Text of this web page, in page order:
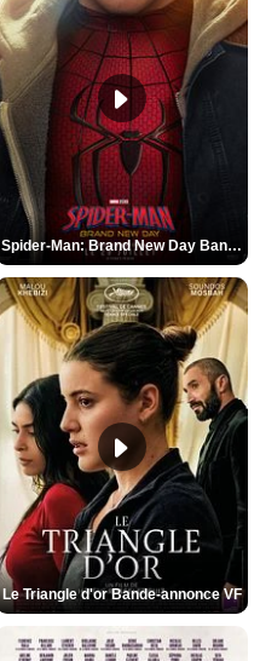
Spider-Man: Brand New Day Bande-annonce VO STFR
Le Triangle d'or Bande-annonce VF